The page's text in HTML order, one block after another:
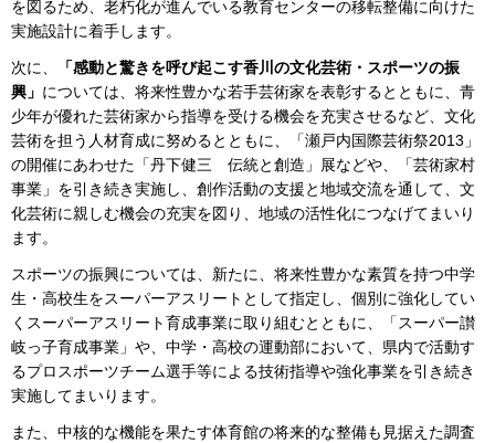
を図るため、老朽化が進んでいる教育センターの移転整備に向けた
実施設計に着手します。
次に、
「感動と驚きを呼び起こす香川の文化芸術・スポーツの振
興」 については、将来性豊かな若手芸術家を表彰するとともに、青
少年が優れた芸術家から指導を受ける機会を充実させるなど、文化
芸術を担う人材育成に努めるとともに、「瀬戸内国際芸術祭2013」
の開催にあわせた「丹下健三 伝統と創造」展などや、「芸術家村
事業」を引き続き実施し、創作活動の支援と地域交流を通して、文
化芸術に親しむ機会の充実を図り、地域の活性化につなげてまいり
ます。
スポーツの振興については、新たに、将来性豊かな素質を持つ中学
生・高校生をスーパーアスリートとして指定し、個別に強化してい
くスーパーアスリート育成事業に取り組むとともに、「スーパー讃
岐っ子育成事業」や、中学・高校の運動部において、県内で活動す
るプロスポーツチーム選手等による技術指導や強化事業を引き続き
実施してまいります。
また、中核的な機能を果たす体育館の将来的な整備も見据えた調査